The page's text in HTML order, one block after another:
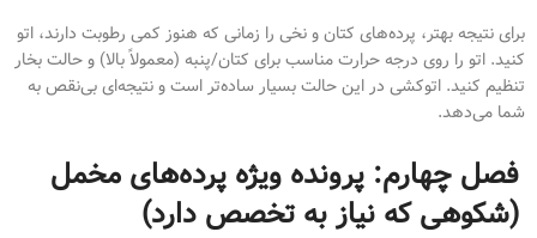
برای نتیجه بهتر، پرده‌های کتان و نخی را زمانی که هنوز کمی رطوبت دارند، اتو
کنید. اتو را روی درجه حرارت مناسب برای کتان/پنبه (معمولاً بالا) و حالت بخار
تنظیم کنید. اتوکشی در این حالت بسیار ساده‌تر است و نتیجه‌ای بی‌نقص به
شما می‌دهد.
فصل چهارم: پرونده ویژه پرده‌های مخمل
(شکوهی که نیاز به تخصص دارد)